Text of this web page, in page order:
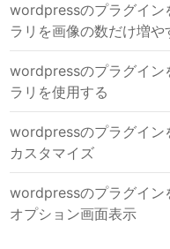
wordpressのプラグイン
ラリを画像の数だけ増や
wordpressのプラグイン
ラリを使用する
wordpressのプラグイン
カスタマイズ
wordpressのプラグイン
オプション画面表示